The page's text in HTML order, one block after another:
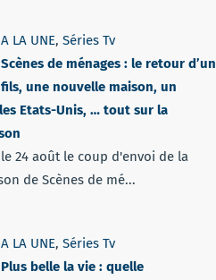
A LA UNE, Séries Tv
Scènes de ménages : le retour d’un
fils, une nouvelle maison, un
Etats-Unis, … tout sur la
24 août le coup d'envoi de la
de Scènes de mé...
A LA UNE, Séries Tv
Plus belle la vie : quelle